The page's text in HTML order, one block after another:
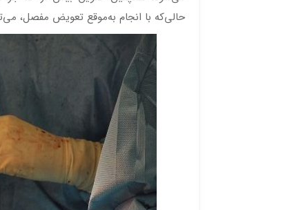
حالی‌که با انجام به‌موقع تعویض مفصل،